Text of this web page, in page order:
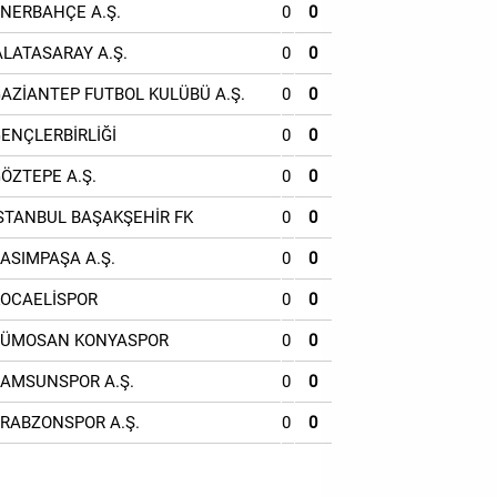
A.Ş. 0 0
A.Ş. 0 0
FUTBOL KULÜBÜ A.Ş. 0 0
0 0
A.Ş. 0 0
BAŞAKŞEHİR FK 0 0
A.Ş. 0 0
0 0
KONYASPOR 0 0
A.Ş. 0 0
A.Ş. 0 0